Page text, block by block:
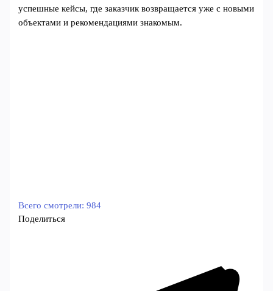
успешные кейсы, где заказчик возвращается уже с новыми
объектами и рекомендациями знакомым.
Всего смотрели: 984
Поделиться